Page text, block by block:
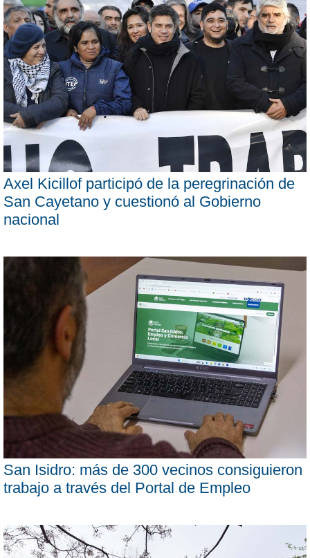
Axel Kicillof participó de la peregrinación de
San Cayetano y cuestionó al Gobierno
nacional
San Isidro: más de 300 vecinos consiguieron
trabajo a través del Portal de Empleo